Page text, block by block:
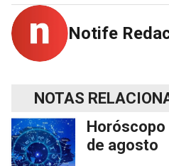
Notife
NOTAS
Horóscopo
de agosto